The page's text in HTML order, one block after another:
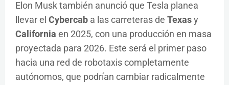
Elon Musk también anunció que Tesla planea
llevar el Cybercab a las carreteras de Texasy
California en 2025, con una producción en masa
proyectada para 2026. Este será el primer paso
hacia una red de robotaxis completamente
autónomos, que podrían cambiar radicalmente